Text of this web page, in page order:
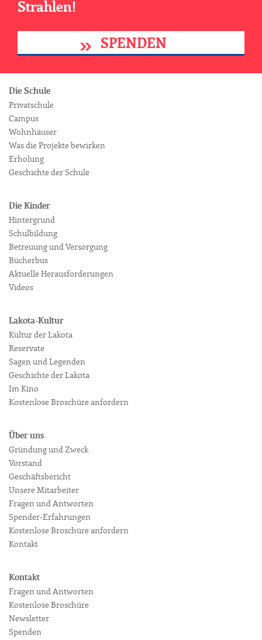
Strahlen!
SPENDEN
Die Schule
Privatschule
Campus
Wohnhäuser
Was die Projekte bewirken
Erholung
Geschichte der Schule
Die Kinder
Hintergrund
Schulbildung
Betreuung und Versorgung
Bücherbus
Aktuelle Herausforderungen
Videos
Lakota-Kultur
Kultur der Lakota
Reservate
Sagen und Legenden
Geschichte der Lakota
Im Kino
Kostenlose Broschüre anfordern
Über uns
Gründung und Zweck
Vorstand
Geschäftsbericht
Unsere Mitarbeiter
Fragen und Antworten
Spender-Erfahrungen
Kostenlose Broschüre anfordern
Kontakt
Kontakt
Fragen und Antworten
Kostenlose Broschüre
Newsletter
Spenden